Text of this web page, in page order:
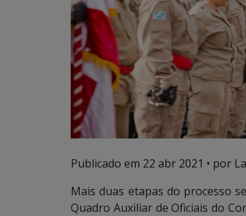
Publicado em 22 abr 2021 • por
Mais duas etapas do processo
Quadro Auxiliar de Oficiais do